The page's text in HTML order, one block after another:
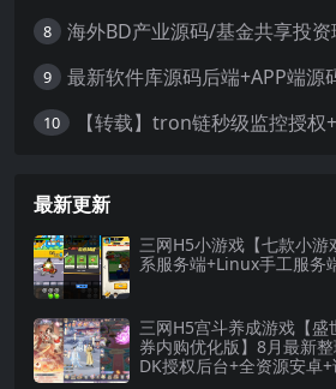
8 海外BD产业源码/基金共享投
9 最新软件库源码后端+APP端源
10
最新更新
三网H5小游戏【七款小
系服务端+Linux手工服务
三网H5宫斗养成游戏【
券内购优化版】8月最新
DK授权后台+全资源安卓